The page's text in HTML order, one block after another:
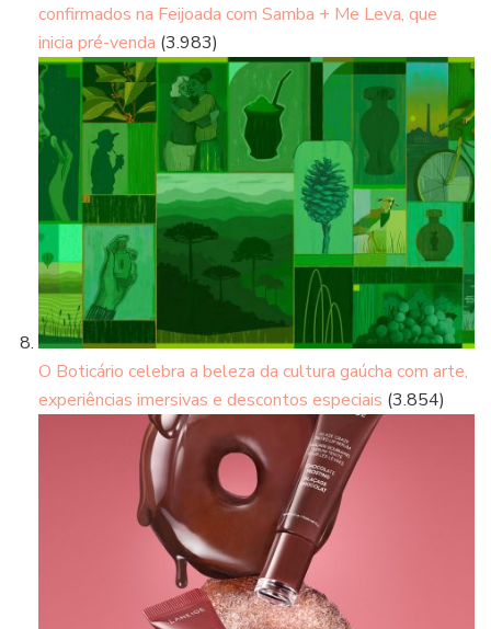
confirmados na Feijoada com Samba + Me Leva, que
inicia pré-venda (3.983)
O Boticário celebra a beleza da cultura gaúcha com arte,
experiências imersivas e descontos especiais (3.854)